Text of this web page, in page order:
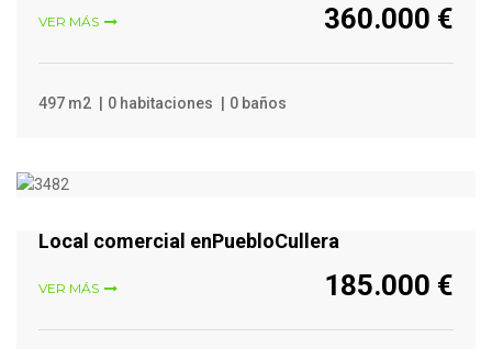
VER MÁS 360.000 €
497 m2 0 habitaciones 0 baños
Local comercial enPuebloCullera
VER MÁS 185.000 €